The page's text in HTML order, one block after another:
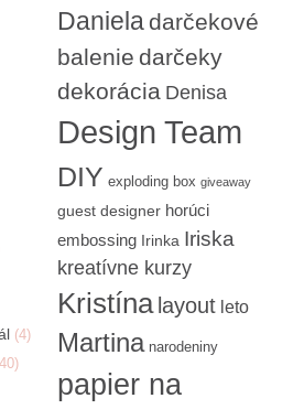
(4)
Daniela darčekové
balenie darčeky
dekorácia Denisa
Design Team
DIY exploding box giveaway
guest designer horúci
embossing Irinka Iriska
kreatívne kurzy
Kristína layout leto
Martina narodeniny
papier na